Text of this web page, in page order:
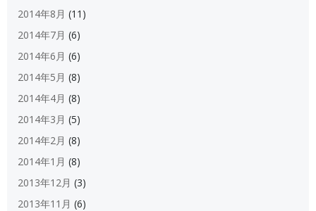
2014年8月 (11)
2014年7月 (6)
2014年6月 (6)
2014年5月 (8)
2014年4月 (8)
2014年3月 (5)
2014年2月 (8)
2014年1月 (8)
2013年12月 (3)
2013年11月 (6)